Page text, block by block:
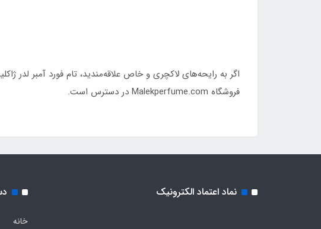
اگر به رایحه‌های لاکچری و خاص علاقه‌مندید، تام فورد آمبر لدر
فروشگاه Malekperfume.com در دسترس است.
نماد اعتماد الکترونیک
خانه